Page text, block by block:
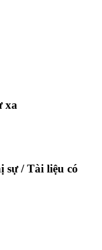
xa
sự / Tài liệu có